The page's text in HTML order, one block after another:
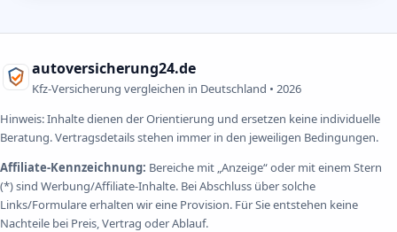
autoversicherung24.de
Kfz-Versicherung vergleichen in Deutschland • 2026
Hinweis: Inhalte dienen der Orientierung und ersetzen keine individuelle
Beratung. Vertragsdetails stehen immer in den jeweiligen Bedingungen.
Affiliate-Kennzeichnung: Bereiche mit „Anzeige“ oder mit einem Stern
(*) sind Werbung/Affiliate-Inhalte. Bei Abschluss über solche
Links/Formulare erhalten wir eine Provision. Für Sie entstehen keine
Nachteile bei Preis, Vertrag oder Ablauf.